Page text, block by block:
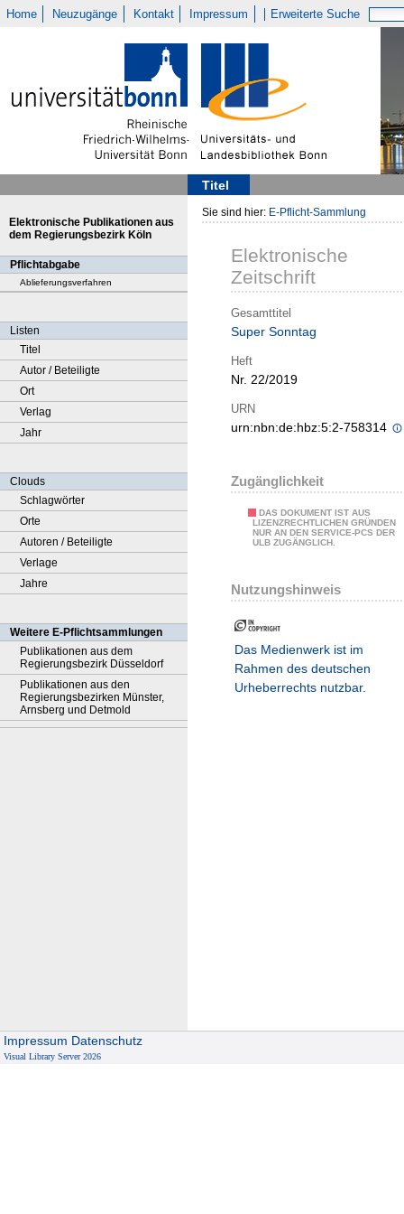
Home Neuzugänge Kontakt Impressum Erweiterte Suche
Titel
Elektronische Publikationen aus
dem Regierungsbezirk Köln
Pflichtabgabe
Ablieferungsverfahren
Listen
Titel
Autor / Beteiligte
Ort
Verlag
Jahr
Clouds
Schlagwörter
Orte
Autoren / Beteiligte
Verlage
Jahre
Weitere E-Pflichtsammlungen
Publikationen aus dem
Regierungsbezirk Düsseldorf
Publikationen aus den
Regierungsbezirken Münster,
Arnsberg und Detmold
Sie sind hier: E-Pflicht-Sammlung
Elektronische
Zeitschrift
Gesamttitel
Super Sonntag
Heft
Nr. 22/2019
URN
urn:nbn:de:hbz:5:2-758314
Zugänglichkeit
DAS DOKUMENT IST AUS
LIZENZRECHTLICHEN GRÜNDEN
NUR AN DEN SERVICE-PCS DER
ULB ZUGÄNGLICH.
Nutzungshinweis
Das Medienwerk ist im
Rahmen des deutschen
Urheberrechts nutzbar.
Impressum Datenschutz
Visual Library Server 2026